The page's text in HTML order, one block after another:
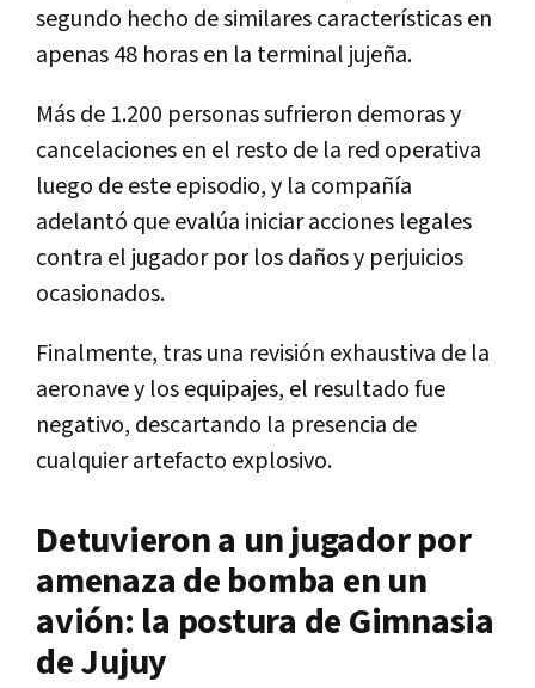
segundo hecho de similares características en
apenas 48 horas en la terminal jujeña.
Más de 1.200 personas sufrieron demoras y
cancelaciones en el resto de la red operativa
luego de este episodio, y la compañía
adelantó que evalúa iniciar acciones legales
contra el jugador por los daños y perjuicios
ocasionados.
Finalmente, tras una revisión exhaustiva de la
aeronave y los equipajes, el resultado fue
negativo, descartando la presencia de
cualquier artefacto explosivo.
Detuvieron a un jugador por
amenaza de bomba en un
avión: la postura de Gimnasia
de Jujuy